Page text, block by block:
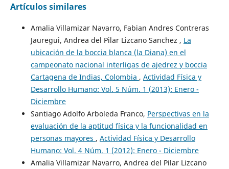
Artículos similares
Amalia Villamizar Navarro, Fabian Andres Contreras
Jauregui, Andrea del Pilar Lizcano Sanchez , La
ubicación de la boccia blanca (la Diana) en el
campeonato nacional interligas de ajedrez y boccia
Cartagena de Indias, Colombia , Actividad Física y
Desarrollo Humano: Vol. 5 Núm. 1 (2013): Enero -
Diciembre
Santiago Adolfo Arboleda Franco, Perspectivas en la
evaluación de la aptitud física y la funcionalidad en
personas mayores , Actividad Física y Desarrollo
Humano: Vol. 4 Núm. 1 (2012): Enero - Diciembre
Amalia Villamizar Navarro, Andrea del Pilar Lizcano